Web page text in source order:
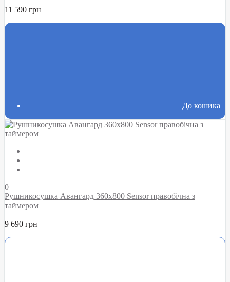
11 590 грн
До кошика
0
Рушникосушка Авангард 360х800 Sensor правобічна з
таймером
9 690 грн